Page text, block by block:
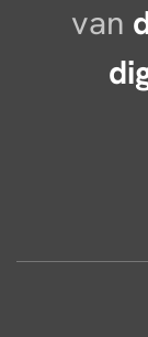
van